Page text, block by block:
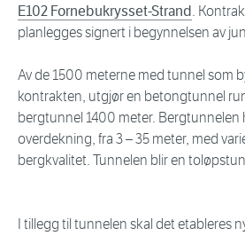
E102 Fornebukrysset-Strand .
planlegges signert i begynnelsen av
Av de 1500 meterne med tunnel som
kontrakten, utgjør en betongtunnel
bergtunnel 1400 meter. Bergtunnelen
overdekning, fra 3 – 35 meter, med
bergkvalitet. Tunnelen blir en
I tillegg til tunnelen skal det etableres